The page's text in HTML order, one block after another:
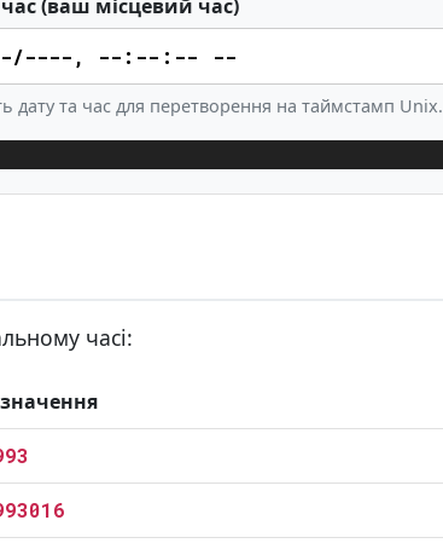
час (ваш місцевий час)
дату та час для перетворення на таймстамп Unix.
часі: